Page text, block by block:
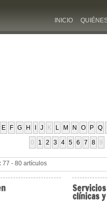
INICIO
E F G H J K L M N O P Q
0 1 2 3 4 5 6 7 8 9
77 - 80 artículos
Servicios
clínicas